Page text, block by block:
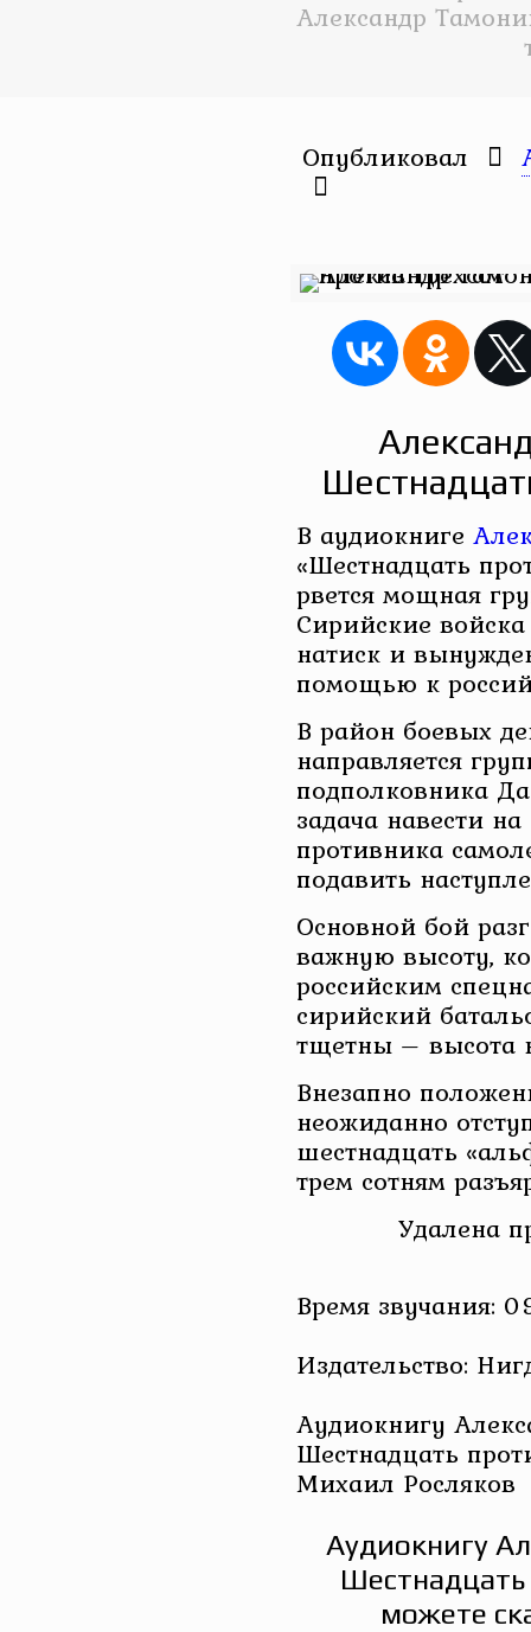
Александр
Опубликовал
В аудиокниге
«Шестнадцать
рвется мощная
Сирийские
натиск и
помощью к
В район боевых
направляется
подполковника
задача навести
противника
подавить
Основной бой
важную высоту,
российским
сирийский
тщетны – высота
Внезапно
неожиданно
шестнадцать
трем сотням
Удалена
Время звучания:
Издательство:
Аудиокнигу
Шестнадцать
Михаил Росляков
Аудиокнигу
можете